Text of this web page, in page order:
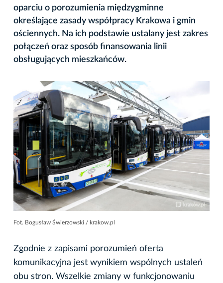
oparciu o porozumienia międzygminne
określające zasady współpracy Krakowa i gmin
ościennych. Na ich podstawie ustalany jest zakres
połączeń oraz sposób finansowania linii
obsługujących mieszkańców.
Fot. Bogusław Świerzowski / krakow.pl
Zgodnie z zapisami porozumień oferta
komunikacyjna jest wynikiem wspólnych ustaleń
obu stron. Wszelkie zmiany w funkcjonowaniu